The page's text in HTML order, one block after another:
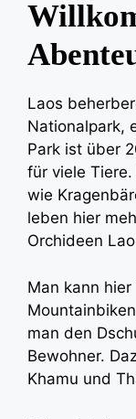
Laos
Nationalpark,
Park ist über
für viele
wie
leben hier
Orchideen
Man kann
man den
Bewohner.
Khamu und